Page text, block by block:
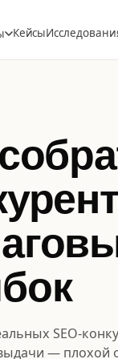
Кейсы
SEO-
— плохой